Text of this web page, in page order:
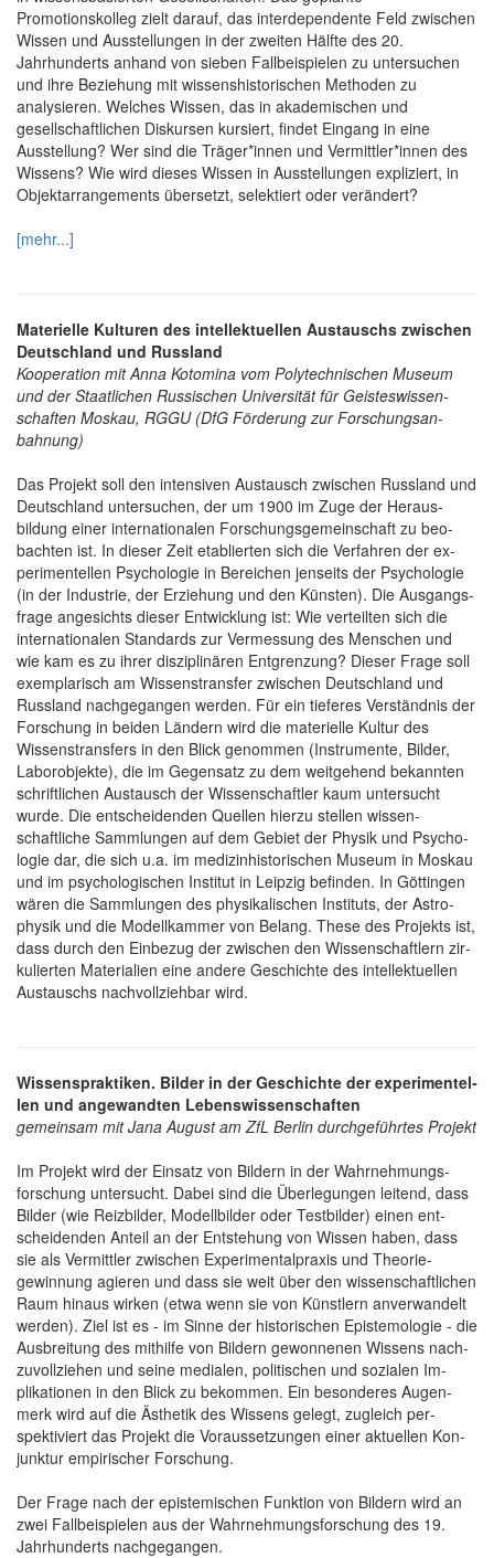
Promotionskolleg zielt darauf, das interdependente Feld zwischen
Wissen und Ausstellungen in der zweiten Hälfte des 20.
Jahrhunderts anhand von sieben Fallbeispielen zu untersuchen
und ihre Beziehung mit wissenshistorischen Methoden zu
analysieren. Welches Wissen, das in akademischen und
gesellschaftlichen Diskursen kursiert, findet Eingang in eine
Ausstellung? Wer sind die Träger*innen und Vermittler*innen des
Wissens? Wie wird dieses Wissen in Ausstellungen expliziert, in
Objektarrangements übersetzt, selektiert oder verändert?
[mehr...]
Materielle Kulturen des intellektuellen Austauschs zwischen
Deut­schland und Rus­sland
Ko­operation mit Anna Kotomina vom Poly­technischen Museum
und der Staatlichen Russischen Universität für Geistes­wissen­
schaften Mos­kau, RGGU (DfG För­derung zur For­schungs­an­
bahn­ung)
Das Pro­jekt soll den inten­siven Aus­tausch zwi­schen Rus­sland und
Deut­schland untersuchen, der um 1900 im Zuge der Heraus­
bildung einer inter­nationalen Forschungs­gemeinschaft zu beo­
bachten ist. In dieser Zeit eta­blierten sich die Ver­fahren der ex­
perimentel­len Psycho­logie in Be­reichen jenseits der Psycholo­gie
(in der Indus­trie, der Erz­iehung und den Künst­en). Die Aus­gangs­
frage an­gesichts dieser Ent­wicklung ist: Wie ver­teilten sich die
inter­nationalen Stan­dards zur Ver­mes­sung des Men­schen und
wie kam es zu ihrer dis­ziplinären Ent­grenzung? Dieser Frage soll
exem­plarisch am Wissens­transfer zwischen Deutsch­land und
Rus­sland nach­gegangen wer­den. Für ein tieferes Ver­ständnis der
For­schung in beiden Län­dern wird die materiel­le Kultur des
Wissens­transfers in den Blick genom­men (Instru­mente, Bilder,
Labor­objekte), die im Gegen­satz zu dem weit­gehend be­kannten
schriftlichen Aus­tausch der Wis­senschaftler kaum unter­sucht
wurde. Die ent­scheidenden Quel­len hierzu stellen wissen­
schaftliche Sam­mlungen auf dem Gebiet der Physik und Psycho­
logie dar, die sich u.a. im medizin­historischen Museum in Moskau
und im psycho­logischen Institut in Leipzig befinden. In Göt­tingen
wären die Sam­mlungen des physikalisch­en Instituts, der Astro­
physik und die Model­lkammer von Be­lang. The­se des Pro­jekts ist,
dass durch den Ein­be­zug der zwi­schen den Wis­sen­schaft­lern zir­
ku­lier­ten Ma­teri­alien ei­ne an­dere Ge­schich­te des in­tel­lek­tuel­len
Aus­tauschs nach­voll­zieh­bar wird.
Wissens­praktiken. Bilder in der Ge­schichte der ex­perimentel­
len und an­gewandten Lebens­wissen­schaften
ge­meinsam mit Jana August am ZfL Berlin durchgeführtes Projekt
Im Projekt wird der Einsatz von Bildern in der Wahr­nehmungs­
forschung unter­sucht. Dabei sind die Über­legungen leitend, dass
Bilder (wie Reizbilder, Modell­bilder oder Test­bilder) einen ent­
scheidenden An­teil an der Ent­stehung von Wis­sen haben, dass
sie als Ver­mittler zwischen Experimental­praxis und Theorie­
gewinnung agieren und dass sie weit über den wissen­schaftlichen
Raum hinaus wirken (etwa wenn sie von Künstlern an­verwandelt
werden). Ziel ist es - im Sinne der his­torischen Epistemo­logie - die
Aus­breitung des mithilfe von Bildern gewon­nenen Wissens nach­
zuvollziehen und seine medialen, politischen und sozialen Im­
plikationen in den Blick zu bekommen. Ein besonderes Augen­
merk wird auf die Ästhe­tik des Wis­sens gelegt, zu­gleich per­
spektiviert das Projekt die Voraus­setzungen einer aktuellen Kon­
junktur empirischer Forschung.
Der Frage nach der epis­temischen Funk­tion von Bildern wird an
zwei Fal­lbeispielen aus der Wahr­nehmungsforschung des 19.
Jahr­hunderts nach­gegangen.